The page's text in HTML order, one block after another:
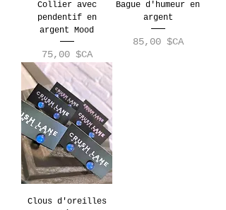
Collier avec
pendentif en
argent Mood
Prix
75,00 $CA
Bague d'humeur en
argent
Prix
85,00 $CA
Clous d'oreilles